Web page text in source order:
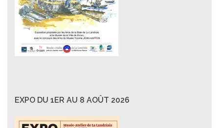
EXPO DU 1ER AU 8 AOÛT 2026